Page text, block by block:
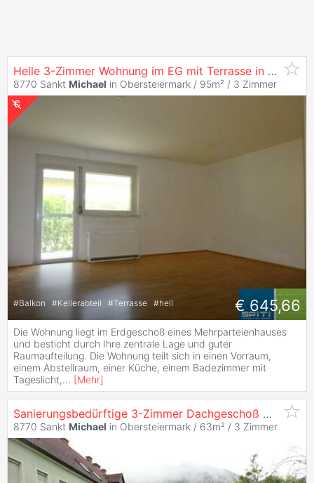
Helle 3-Zimmer Wohnung im EG mit Terrasse in Sankt
8770 Sankt Michael in Obersteiermark / 95m² / 3 Zimmer
#Balkon #Kellerabteil #Terrasse #hell € 645,66
Die Wohnung liegt im Erdgeschoß eines Mehrparteienhauses
und besticht durch Ihre zentrale Lage und guter
Raumaufteilung. Die Wohnung teilt sich in einen Vorraum,
einem Abstellraum, einer Küche, einem Badezimmer mit
Tageslicht,... [Mehr]
Sanierungsbedürftige 3-Zimmer Dachgeschoß Wohnung mit Gartenanteil in Sankt
8770 Sankt Michael in Obersteiermark / 63m² / 3 Zimmer